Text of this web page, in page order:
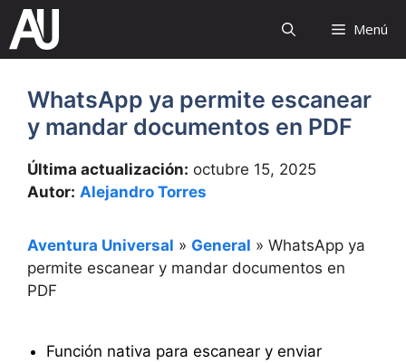
Saltar
contenido
Menú
WhatsApp ya permite escanear
y mandar documentos en PDF
Última actualización: octubre 15, 2025
Autor: Alejandro Torres
Aventura Universal » General » WhatsApp ya
permite escanear y mandar documentos en
PDF
Función nativa para escanear y enviar